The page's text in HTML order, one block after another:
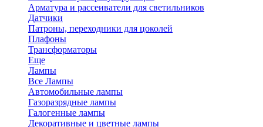
Арматура и рассеиватели для светильников
Датчики
Патроны, переходники для цоколей
Плафоны
Трансформаторы
Еще
Лампы
Все Лампы
Автомобильные лампы
Газоразрядные лампы
Галогенные лампы
Декоративные и цветные лампы